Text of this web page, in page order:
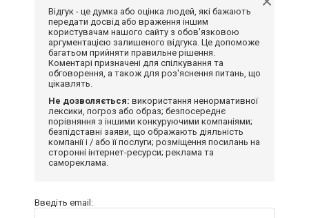
Відгук - це думка або оцінка людей, які бажають
передати досвід або враження іншим
користувачам нашого сайту з обов'язковою
аргументацією залишеного відгука. Це допоможе
багатьом прийняти правильне рішення.
Коментарі призначені для спілкування та
обговорення, а також для роз'яснення питань, що
цікавлять.
Не дозволяється: використання ненормативної
лексики, погроз або образ; безпосереднє
порівняння з іншими конкуруючими компаніями;
безпідставні заяви, що ображають діяльність
компанії і / або її послуги; розміщення посилань на
сторонні інтернет-ресурси; реклама та
самореклама.
Введіть email: